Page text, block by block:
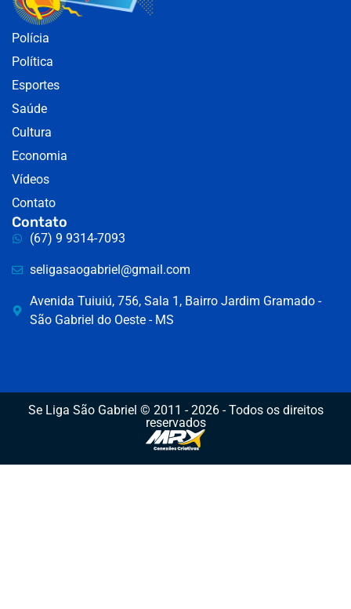
Polícia
Política
Esportes
Saúde
Cultura
Economia
Vídeos
Contato
Contato
(67) 9 9314-7093
seligasaogabriel@gmail.com
Avenida Tuiuiú, 756, Sala 1, Bairro Jardim Gramado -
São Gabriel do Oeste - MS
Se Liga São Gabriel © 2011 - 2026 - Todos os direitos
reservados